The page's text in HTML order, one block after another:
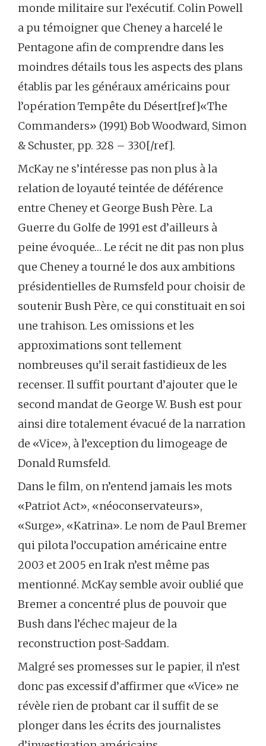
monde militaire sur l’exécutif. Colin Powell
a pu témoigner que Cheney a harcelé le
Pentagone afin de comprendre dans les
moindres détails tous les aspects des plans
établis par les généraux américains pour
l’opération Tempête du Désert[ref]«The
Commanders» (1991) Bob Woodward, Simon
& Schuster, pp. 328 – 330[/ref].
McKay ne s’intéresse pas non plus à la
relation de loyauté teintée de déférence
entre Cheney et George Bush Père. La
Guerre du Golfe de 1991 est d’ailleurs à
peine évoquée… Le récit ne dit pas non plus
que Cheney a tourné le dos aux ambitions
présidentielles de Rumsfeld pour choisir de
soutenir Bush Père, ce qui constituait en soi
une trahison. Les omissions et les
approximations sont tellement
nombreuses qu’il serait fastidieux de les
recenser. Il suffit pourtant d’ajouter que le
second mandat de George W. Bush est pour
ainsi dire totalement évacué de la narration
de «Vice», à l’exception du limogeage de
Donald Rumsfeld.
Dans le film, on n’entend jamais les mots
«Patriot Act», «néoconservateurs»,
«Surge», «Katrina». Le nom de Paul Bremer
qui pilota l’occupation américaine entre
2003 et 2005 en Irak n’est même pas
mentionné. McKay semble avoir oublié que
Bremer a concentré plus de pouvoir que
Bush dans l’échec majeur de la
reconstruction post-Saddam.
Malgré ses promesses sur le papier, il n’est
donc pas excessif d’affirmer que «Vice» ne
révèle rien de probant car il suffit de se
plonger dans les écrits des journalistes